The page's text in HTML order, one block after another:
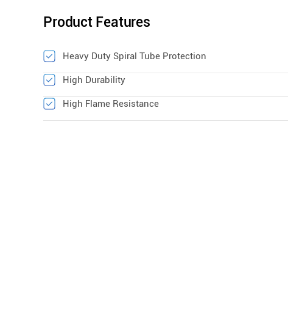
Product Features
Heavy Duty Spiral Tube Protection
High Durability
High Flame Resistance